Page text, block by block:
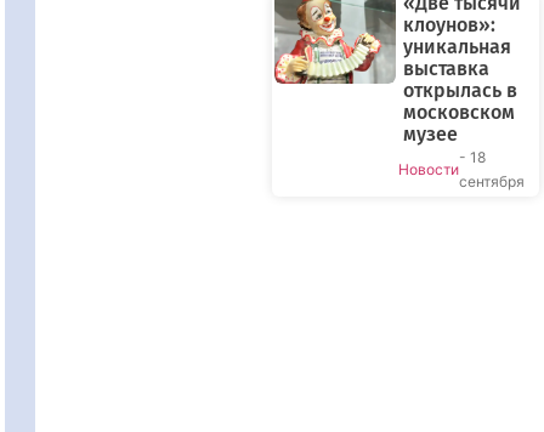
клоунов»:
уникальная
выставка
открылась в
московском
музее
Новости
- 18
сентября